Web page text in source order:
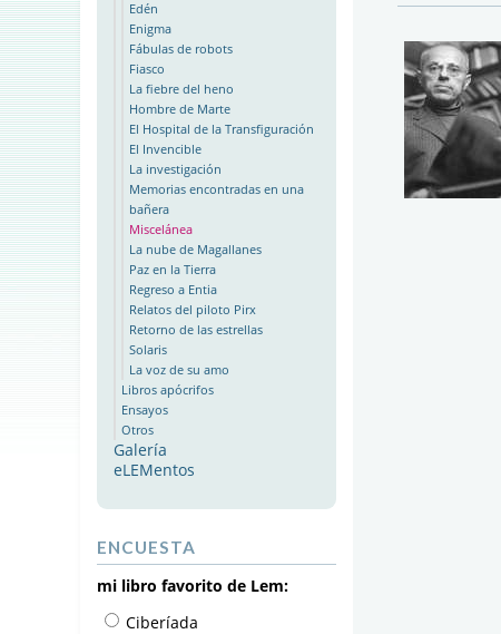
Edén
Enigma
Fábulas de robots
Fiasco
La fiebre del heno
Hombre de Marte
El Hospital de la Transfiguración
El Invencible
La investigación
Memorias encontradas en una
bañera
Miscelánea
La nube de Magallanes
Paz en la Tierra
Regreso a Entia
Relatos del piloto Pirx
Retorno de las estrellas
Solaris
La voz de su amo
Libros apócrifos
Ensayos
Otros
Galería
eLEMentos
ENCUESTA
mi libro favorito de Lem:
Ciberíada